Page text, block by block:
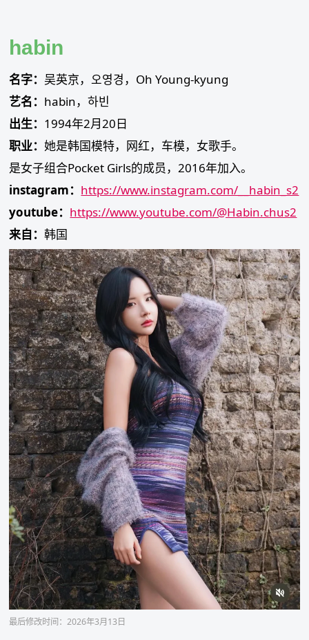
content
habin
名字： 吴英京，오영경，Oh Young-kyung
艺名： habin，하빈
出生： 1994年2月20日
职业：她是韩国模特，网红，车模，女歌手。
是女子组合Pocket Girls的成员，2016年加入。
instagram： https://www.instagram.com/__habin_s2
youtube： https://www.youtube.com/@Habin.chus2
来自：韩国
最后修改时间：2026年3月13日